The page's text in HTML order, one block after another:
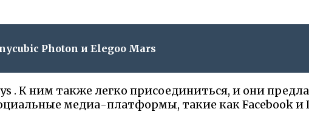
Photon и Elegoo Mars
. К ним также легко присоединиться, и они
медиа-платформы, такие как Facebook